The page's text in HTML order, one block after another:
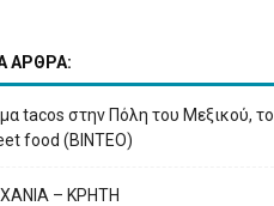
ΑΡΘΡΑ:
tacos στην Πόλη του Μεξικού, το
food (ΒΙΝΤΕΟ)
ΧΑΝΙΑ – ΚΡΗΤΗ